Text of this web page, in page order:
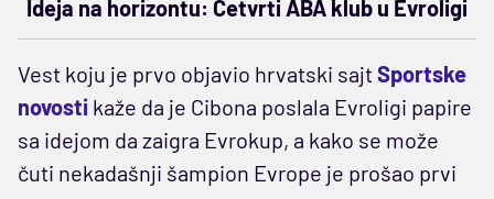
Ideja na horizontu: Četvrti ABA klub u Evroligi
Vest koju je prvo objavio hrvatski sajtSportske
novosti kaže da je Cibona poslala Evroligi papire
sa idejom da zaigra Evrokup, a kako se može
čuti nekadašnji šampion Evrope je prošao prvi